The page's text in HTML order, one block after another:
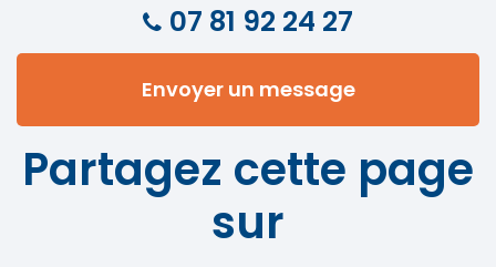
07 81 92 24 27
Envoyer un message
Partagez cette page
sur